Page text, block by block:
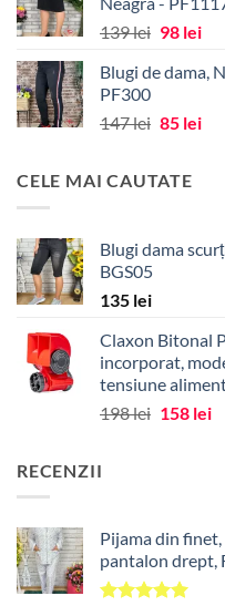
139lei Prețul
a
139 lei.
98 lei
Blugi de dama,
PF300
147lei Prețul
fost:
85 lei
CELE MAI CAUTATE
Blugi dama
BGS05
135 lei
Claxon Bitonal
incorporat,
tensiune
198lei Prețul
158 lei
RECENZII
Pijama din
pantalon drept,